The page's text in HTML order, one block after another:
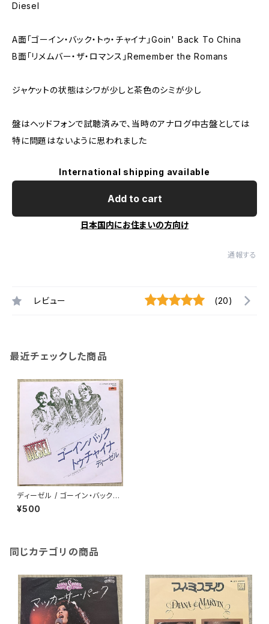
Diesel
A面「ゴーイン・バック・トゥ・チャイナ」Goin' Back To China
B面「リメムバー・ザ・ロマンス」Remember the Romans
ジャケットの状態はシワが少しと茶色のシミが少し
盤はヘッドフォンで試聴済みで、当時のアナログ中古盤としては
特に問題はないように思われました
International shipping available
Add to cart
日本国内にお住まいの方向け
通報する
レビュー (20)
最近チェックした商品
ディーゼル / ゴーイン・バック・ト
ゥ・チャイナ
¥500
同じカテゴリの商品